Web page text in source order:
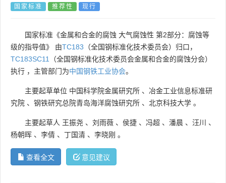
国家标准 推荐性 现行
国家标准《金属和合金的腐蚀 大气腐蚀性 第2部分：腐蚀等
级的指导值》 由TC183 （全国钢标准化技术委员会）归口，
TC183SC11
（全国钢标准化技术委员会金属和合金的腐蚀分会）
执行 ，主管部门为中国钢铁工业协会。
主要起草单位 中国科学院金属研究所 、 冶金工业信息标准研
究院 、 钢铁研究总院青岛海洋腐蚀研究所 、 北京科技大学 。
主要起草人 王振尧 、 刘雨薇 、 侯捷 、 冯超 、 潘晨 、 汪川
、
杨朝晖 、 李倩 、 丁国清 、 李晓刚 。
查看全文 意见建议